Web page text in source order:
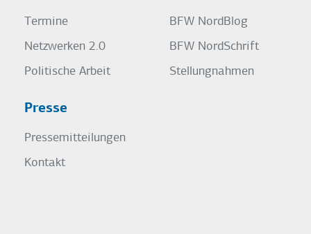
Termine
Netzwerken 2.0
Politische Arbeit
BFW NordBlog
BFW NordSchrift
Stellungnahmen
Presse
Pressemitteilungen
Kontakt